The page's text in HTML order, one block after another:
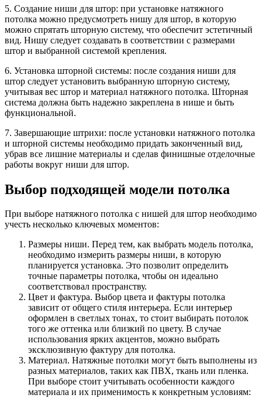
5. Создание ниши для штор: при установке натяжного
потолка можно предусмотреть нишу для штор, в которую
можно спрятать шторную систему, что обеспечит эстетичный
вид. Нишу следует создавать в соответствии с размерами
штор и выбранной системой крепления.
6. Установка шторной системы: после создания ниши для
штор следует установить выбранную шторную систему,
учитывая вес штор и материал натяжного потолка. Шторная
система должна быть надежно закреплена в нише и быть
функциональной.
7. Завершающие штрихи: после установки натяжного потолка
и шторной системы необходимо придать законченный вид,
убрав все лишние материалы и сделав финишные отделочные
работы вокруг ниши для штор.
Выбор подходящей модели потолка
При выборе натяжного потолка с нишей для штор необходимо
учесть несколько ключевых моментов:
Размеры ниши. Перед тем, как выбрать модель потолка,
необходимо измерить размеры ниши, в которую
планируется установка. Это позволит определить
точные параметры потолка, чтобы он идеально
соответствовал пространству.
Цвет и фактура. Выбор цвета и фактуры потолка
зависит от общего стиля интерьера. Если интерьер
оформлен в светлых тонах, то стоит выбирать потолок
того же оттенка или близкий по цвету. В случае
использования ярких акцентов, можно выбрать
эксклюзивную фактуру для потолка.
Материал. Натяжные потолки могут быть выполнены из
разных материалов, таких как ПВХ, ткань или пленка.
При выборе стоит учитывать особенности каждого
материала и их применимость к конкретным условиям: